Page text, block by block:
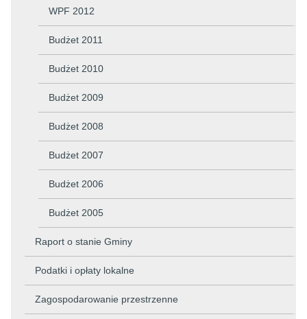
WPF 2012
Budżet 2011
Budżet 2010
Budżet 2009
Budżet 2008
Budżet 2007
Budżet 2006
Budżet 2005
Raport o stanie Gminy
Podatki i opłaty lokalne
Zagospodarowanie przestrzenne